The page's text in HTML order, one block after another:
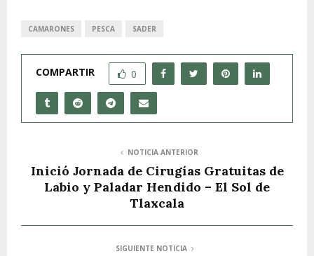
CAMARONES PESCA SADER
COMPARTIR 0
NOTICIA ANTERIOR
Inició Jornada de Cirugías Gratuitas de
Labio y Paladar Hendido – El Sol de
Tlaxcala
SIGUIENTE NOTICIA